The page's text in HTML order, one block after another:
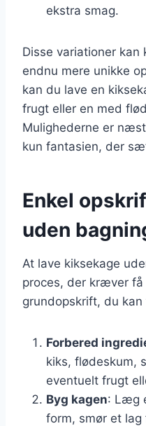
ekstra smag.
Disse variationer
endnu mere unikke
kan du lave en
frugt eller en med
Mulighederne er
kun fantasien, der
Enkel
uden
At lave kiksekage
proces, der kræver få
grundopskrift, du kan
Forbered
kiks, flødeskum,
eventuelt frugt
Byg kagen: Læg
form, smør et lag